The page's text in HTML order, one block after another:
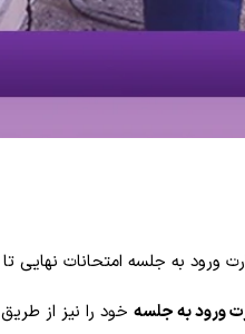
به جلسه امتحانات نهایی تا
ورود به جلسه خود را نیز از طریق